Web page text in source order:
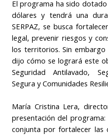
El programa ha sido
dólares y tendrá una
SERPAZ, se busca
legal, prevenir riesgos y
los territorios. Sin
dijo cómo se logrará este
Seguridad Antilavado,
Segura y Comunidades
María Cristina Lera,
presentación del
conjunta por fortalecer las